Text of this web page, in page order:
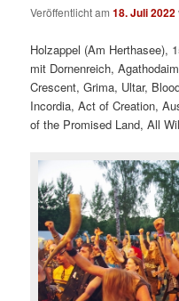
Veröffentlicht am18. Juli 2022
Holzappel (Am Herthasee),
mit Dornenreich,
Crescent, Grima, Ultar,
Incordia, Act of Creation,
of the Promised Land, All